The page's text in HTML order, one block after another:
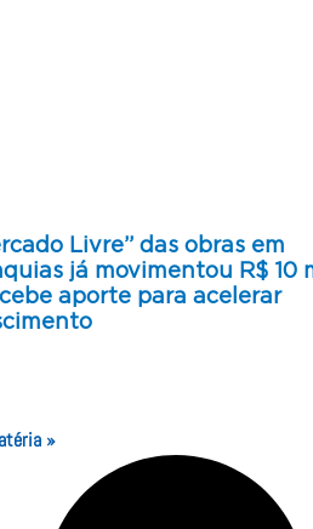
Livre” das obras em
já movimentou R$ 10
aporte para acelerar
»